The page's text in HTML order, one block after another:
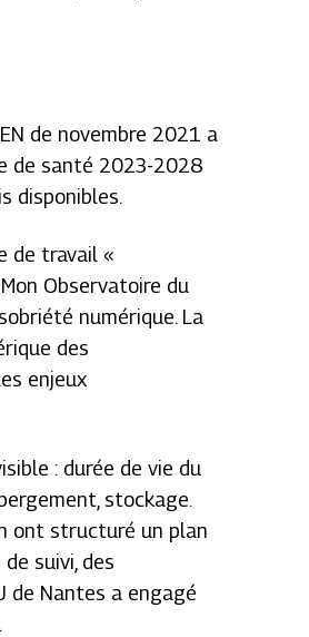
de novembre 2021 a
de santé 2023-2028
disponibles.
de travail «
Observatoire du
numérique. La
des
enjeux
: durée de vie du
stockage.
ont structuré un plan
suivi, des
de Nantes a engagé